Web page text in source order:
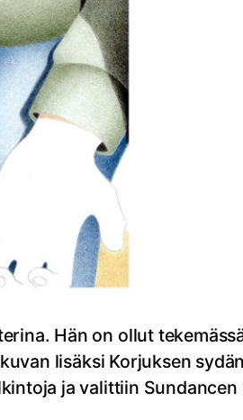
Hän on ollut
lisäksi Korjuksen
ja valittiin